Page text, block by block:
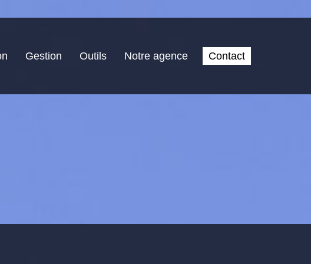
Gestion Outils Notre agence Contact